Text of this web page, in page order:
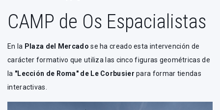
CAMP de Os Espacialistas
En la Plaza del Mercadose ha creado esta intervención de
carácter formativo que utiliza las cinco figuras geométricas de
la "Lección de Roma" de Le Corbusier para formar tiendas
interactivas.